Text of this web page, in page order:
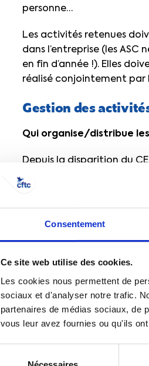
Consentement
Ce site web utilise des cookies.
Les cookies nous permettent de
sociaux et d'analyser notre trafic.
partenaires de médias sociaux, de
vous leur avez fournies ou qu'ils
personne…
Les activités retenues
dans l’entreprise (les
en fin d’année !). Elles
réalisé conjointement par
Gestion des
Qui organise/distribue les
Depuis la disparition du
(CSE)
, désormais seule
les entreprises de plus de
des tiers désignés par le
Qui en bénéficie ?
Les ASC sont par ordre
que soit la nature du
n’étant pas davantage